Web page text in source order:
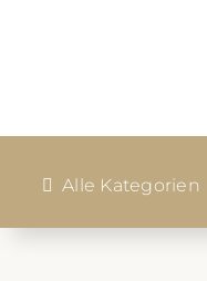
Alle Kategorien